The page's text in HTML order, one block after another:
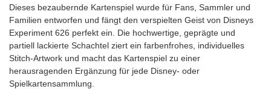
Dieses bezaubernde Kartenspiel wurde für Fans, Sammler und
Familien entworfen und fängt den verspielten Geist von Disneys
Experiment 626 perfekt ein. Die hochwertige, geprägte und
partiell lackierte Schachtel ziert ein farbenfrohes, individuelles
Stitch-Artwork und macht das Kartenspiel zu einer
herausragenden Ergänzung für jede Disney- oder
Spielkartensammlung.